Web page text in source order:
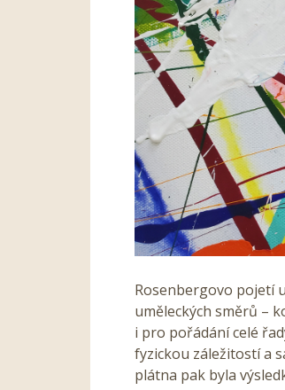
Rosenbergovo pojetí
uměleckých směrů –
i pro pořádání celé
fyzickou záležitostí a
plátna pak byla